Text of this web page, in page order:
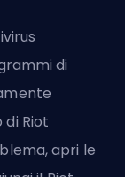
di
Riot
apri le